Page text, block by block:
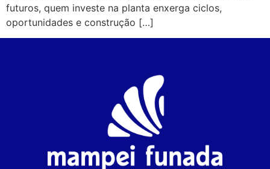
futuros, quem investe na planta enxerga ciclos,
oportunidades e construção […]